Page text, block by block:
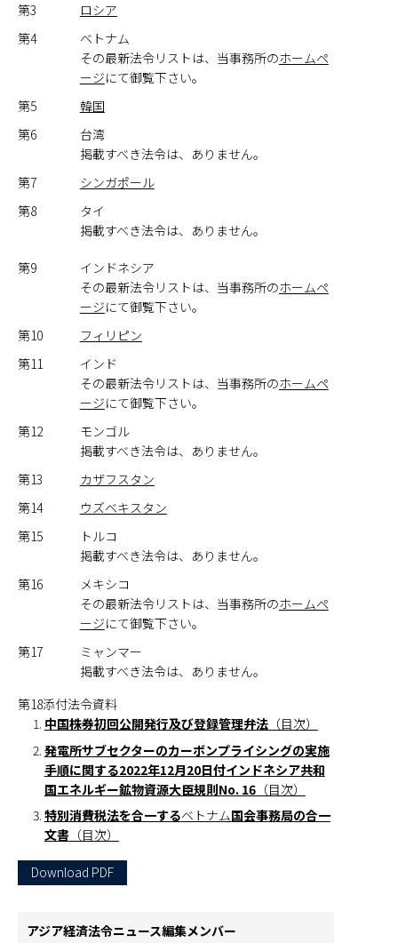
第3
ロシア
第4
ベトナム
その最新法令リストは、当事務所のホームペ
ージにて御覧下さい。
第5
韓国
第6
台湾
掲載すべき法令は、ありません。
第7
シンガポール
第8
タイ
掲載すべき法令は、ありません。
第9
インドネシア
その最新法令リストは、当事務所のホームペ
ージにて御覧下さい。
第10
フィリピン
第11
インド
その最新法令リストは、当事務所のホームペ
ージにて御覧下さい。
第12
モンゴル
掲載すべき法令は、ありません。
第13
カザフスタン
第14
ウズベキスタン
第15
トルコ
掲載すべき法令は、ありません。
第16
メキシコ
その最新法令リストは、当事務所のホームペ
ージにて御覧下さい。
第17
ミャンマー
掲載すべき法令は、ありません。
第18添付法令資料
中国株券初回公開発行及び登録管理弁法（目次）
発電所サブセクターのカーボンプライシングの実施
手順に関する2022年12月20日付インドネシア共和
国エネルギー鉱物資源大臣規則No. 16（目次）
特別消費税法を合一するベトナム国会事務局の合一
文書（目次）
Download PDF
アジア経済法令ニュース編集メンバー